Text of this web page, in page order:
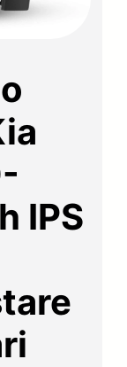
IPS